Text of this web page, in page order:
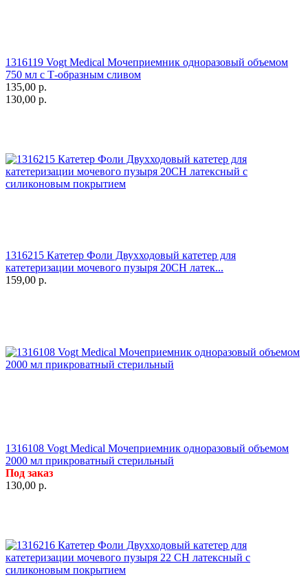
1316119 Vogt Medical Мочеприемник одноразовый объемом
750 мл с Т-образным сливом
135,00 р.
130,00 р.
1316215 Катетер Фоли Двухходовый катетер для
катетеризации мочевого пузыря 20СН латек...
159,00 р.
1316108 Vogt Medical Мочеприемник одноразовый объемом
2000 мл прикроватный стерильный
Под заказ
130,00 р.